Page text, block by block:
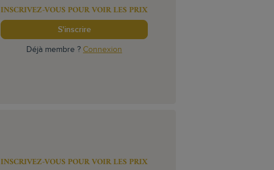
INSCRIVEZ-VOUS POUR VOIR LES PRIX
S'inscrire
Déjà membre ? Connexion
INSCRIVEZ-VOUS POUR VOIR LES PRIX